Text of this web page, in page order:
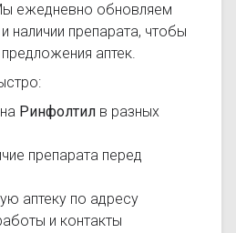
ежедневно обновляем
наличии препарата, чтобы
аптек.
Ринфолтил в разных
препарата перед
аптеку по адресу
и контакты